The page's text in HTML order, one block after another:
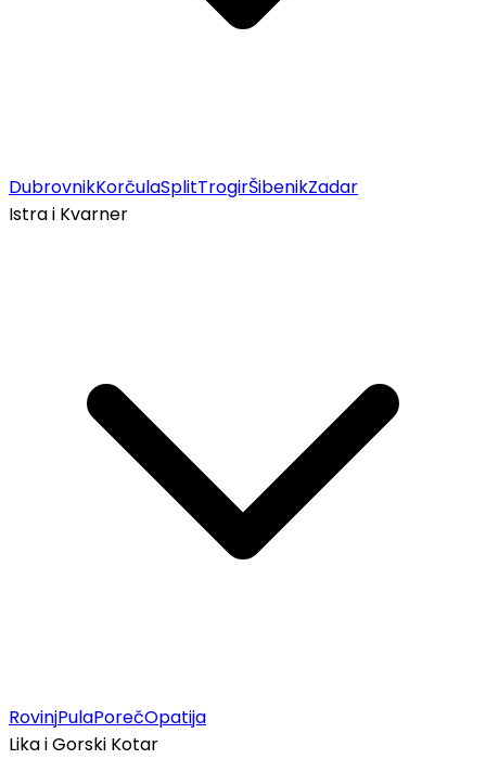
DubrovnikKorčulaSplitTrogirŠibenikZadar
Istra i Kvarner
RovinjPulaPorečOpatija
Lika i Gorski Kotar